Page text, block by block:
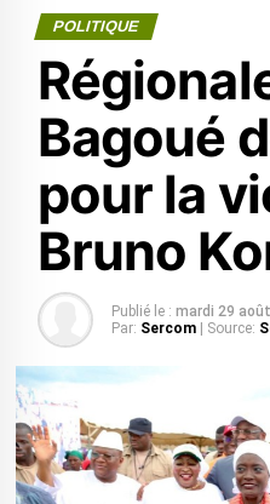
POLITIQUE
Bagoué
pour la
Bruno
Publié le : mardi 29
Par: Sercom | Source: